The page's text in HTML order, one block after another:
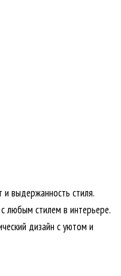
и выдержанность стиля.
любым стилем в интерьере.
дизайн с уютом и